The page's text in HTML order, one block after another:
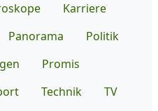
Karriere
Panorama
Politik
Promis
Technik
TV